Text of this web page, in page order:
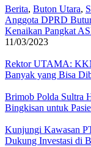
Berita, Buton Utara,
Anggota DPRD
Kenaikan Pangkat
11/03/2023
Rektor UTAMA:
Banyak yang Bisa
Brimob Polda Sultra
Bingkisan untuk
Kunjungi Kawasan
Dukung Investasi di